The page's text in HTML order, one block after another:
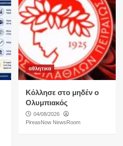
αθλητικα
Κόλλησε στο μηδέν ο
Ολυμπιακός
04/08/2026
PireasNow NewsRoom